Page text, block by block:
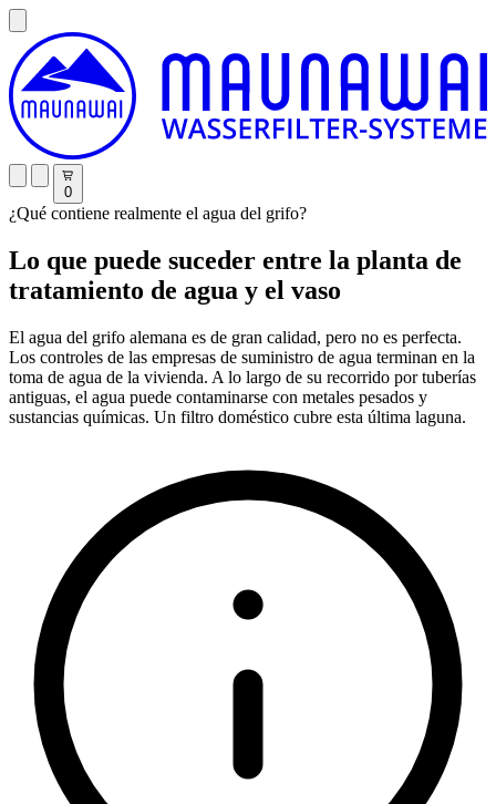
0
¿Qué contiene realmente el agua del grifo?
Lo que puede suceder entre la planta de
tratamiento de agua y el vaso
El agua del grifo alemana es de gran calidad, pero no es perfecta.
Los controles de las empresas de suministro de agua terminan en la
toma de agua de la vivienda. A lo largo de su recorrido por tuberías
antiguas, el agua puede contaminarse con metales pesados y
sustancias químicas. Un filtro doméstico cubre esta última laguna.